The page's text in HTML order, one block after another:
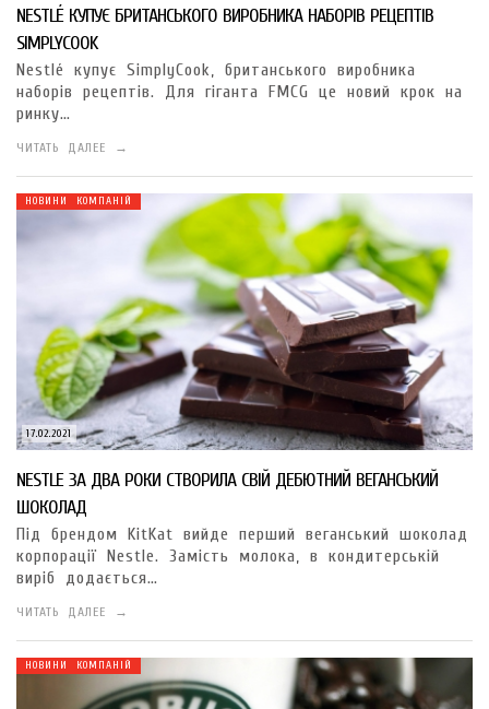
NESTLÉ КУПУЄ БРИТАНСЬКОГО ВИРОБНИКА НАБОРІВ РЕЦЕПТІВ
SIMPLYCOOK
Nestlé купує SimplyCook, британського виробника
наборів рецептів. Для гіганта FMCG це новий крок на
ринку…
ЧИТАТЬ ДАЛЕЕ →
17.02.2021
НОВИНИ КОМПАНІЙ
NESTLE ЗА ДВА РОКИ СТВОРИЛА СВІЙ ДЕБЮТНИЙ ВЕГАНСЬКИЙ
ШОКОЛАД
Під брендом KitKat вийде перший веганський шоколад
корпорації Nestle. Замість молока, в кондитерській
виріб додається…
ЧИТАТЬ ДАЛЕЕ →
НОВИНИ КОМПАНІЙ